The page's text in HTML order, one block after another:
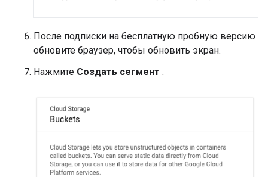
После подписки на бесплатную пробную версию
обновите браузер, чтобы обновить экран.
Нажмите Создать сегмент .